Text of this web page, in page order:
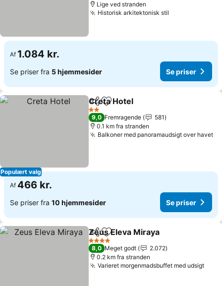
Lige ved stranden
Historisk arkitektonisk stil
Af 1.084 kr.
Se priser fra 5 hjemmesider Se priser
Populært valg
Del Føj til favoritter
Creta Hotel
2 Stjerner
9,0 Fremragende
581
0.1 km fra stranden
Balkoner med panoramaudsigt over havet
Af 466 kr.
Se priser fra 10 hjemmesider Se priser
Del Føj til favoritter
Zeus Eleva Miraya
4 Stjerner
8,0 Meget godt
2.072
0.2 km fra stranden
Varieret morgenmadsbuffet med udsigt